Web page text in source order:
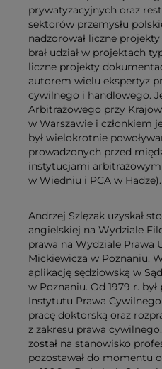
prywatyzacyjnych oraz
sektorów przemysłu
nadzorował liczne
brał udział w projektach
liczne projekty
autorem wielu ekspertyz
cywilnego i handlowego.
Arbitrażowego przy
w Warszawie i członkiem
był wielokrotnie
prowadzonych przed
instytucjami arbitrażowymi
w Wiedniu i PCA w Hadze).
Andrzej Szlęzak uzyskał
angielskiej na Wydziale
prawa na Wydziale Prawa
Mickiewicza w Poznaniu.
aplikację sędziowską w
w Poznaniu. Od 1979 r.
Instytutu Prawa
pracę doktorską oraz
z zakresu prawa
został na stanowisko
pozostawał do momentu